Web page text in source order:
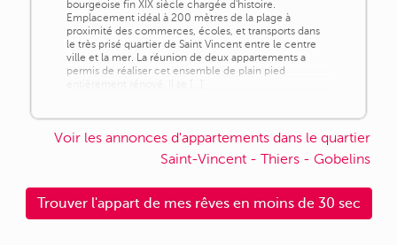
bourgeoise fin XIX siècle chargée d'histoire.
Emplacement idéal à 200 mètres de la plage à
proximité des commerces, écoles, et transports dans
le très prisé quartier de Saint Vincent entre le centre
ville et la mer. La réunion de deux appartements a
permis de réaliser cet ensemble de plain pied
entièrement rénové. Il se [...]
Voir les annonces d'appartements dans le quartier
Saint-Vincent - Thiers - Gobelins
Trouver l'appart de mes rêves en moins de 30 sec